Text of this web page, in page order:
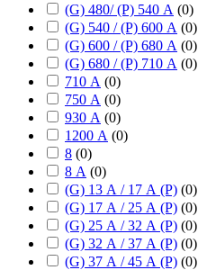
(G) 480/ (P) 540 А (0)
(G) 540 / (P) 600 А (0)
(G) 600 / (P) 680 А (0)
(G) 680 / (P) 710 А (0)
710 А (0)
750 А (0)
930 А (0)
1200 А (0)
8 (0)
8 А (0)
(G) 13 А / 17 А (P) (0)
(G) 17 А / 25 А (P) (0)
(G) 25 А / 32 А (P) (0)
(G) 32 А / 37 А (P) (0)
(G) 37 А / 45 А (P) (0)